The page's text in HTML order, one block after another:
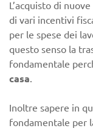
L’acquisto di
di vari incentivi
per le spese dei
questo senso la
fondamentale
casa.
Inoltre sapere in
fondamentale per